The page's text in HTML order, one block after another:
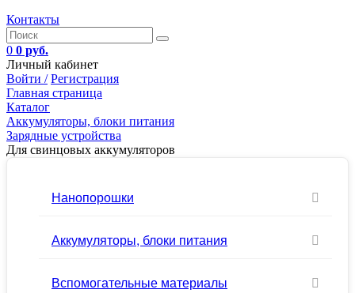
Контакты
0 0 руб.
Личный кабинет
Войти / Регистрация
Главная страница
Каталог
Аккумуляторы, блоки питания
Зарядные устройства
Для свинцовых аккумуляторов
Нанопорошки
Аккумуляторы, блоки питания
Вспомогательные материалы